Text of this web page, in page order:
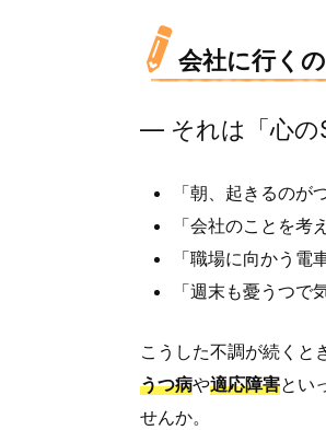
会社に行く
― それは「心の
「朝、起きるのが
「会社のことを考
「職場に向かう電
「週末も憂うつで
こうした不調が続くと
うつ病や適応障害とい
せんか。